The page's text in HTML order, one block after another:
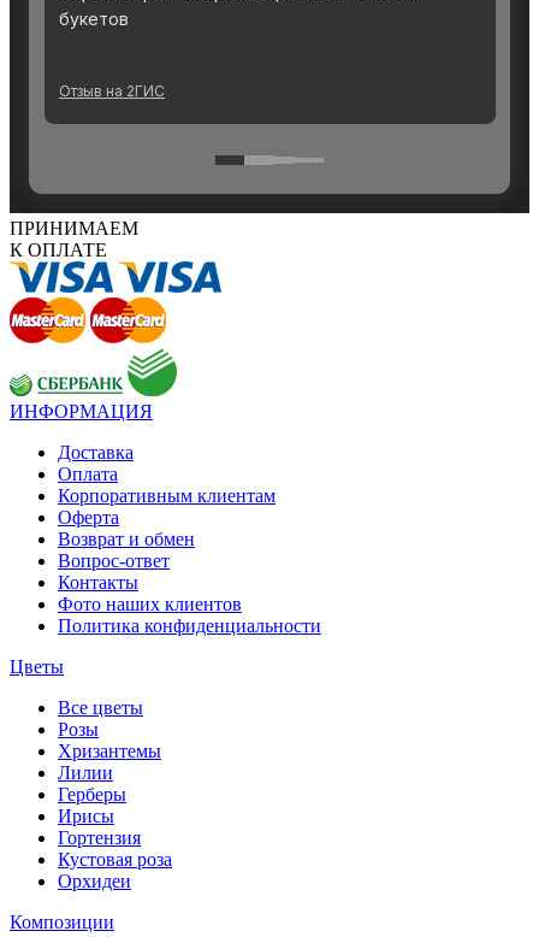
ПРИНИМАЕМ
К ОПЛАТЕ
ИНФОРМАЦИЯ
Доставка
Оплата
Корпоративным клиентам
Оферта
Возврат и обмен
Вопрос-ответ
Контакты
Фото наших клиентов
Политика конфиденциальности
Цветы
Все цветы
Розы
Хризантемы
Лилии
Герберы
Ирисы
Гортензия
Кустовая роза
Орхидеи
Композиции